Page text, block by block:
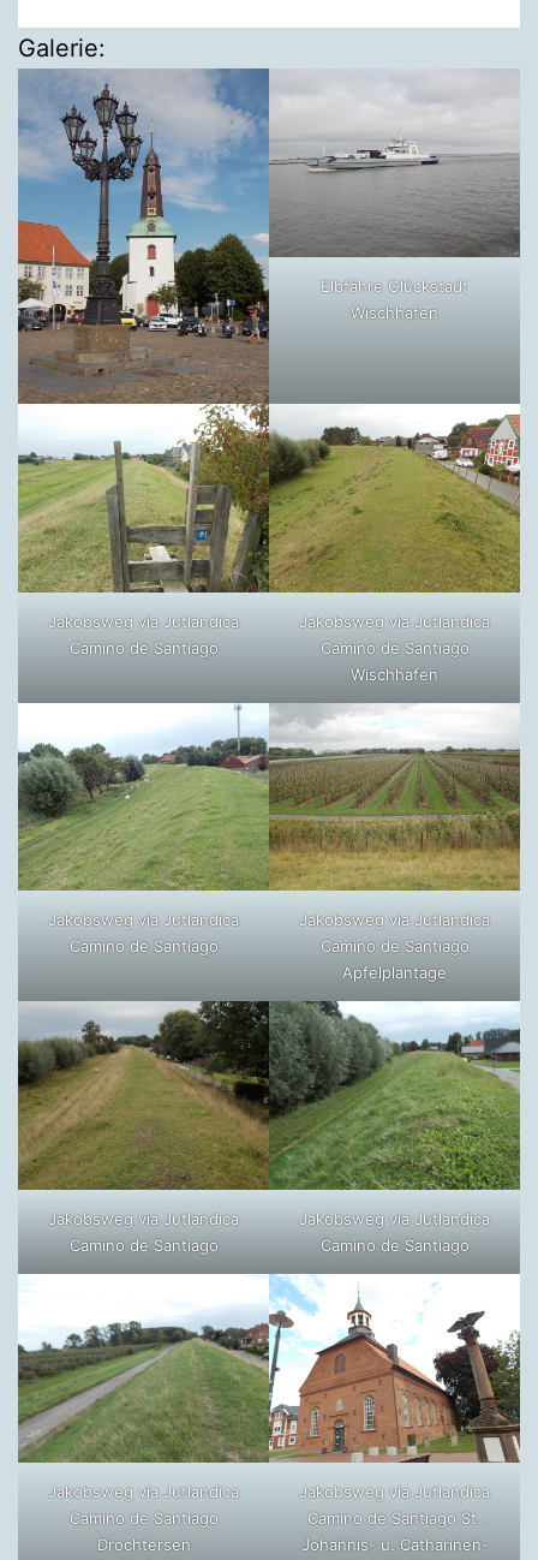
Galerie:
Elbfähre Glückstadt
Wischhafen
Jakobsweg via Jutlandica
Camino de Santiago
Jakobsweg via Jutlandica
Camino de Santiago
Wischhafen
Jakobsweg via Jutlandica
Camino de Santiago
Jakobsweg via Jutlandica
Camino de Santiago
Apfelplantage
Jakobsweg via Jutlandica
Camino de Santiago
Jakobsweg via Jutlandica
Camino de Santiago
Jakobsweg via Jutlandica
Camino de Santiago
Drochtersen
Jakobsweg via Jutlandica
Camino de Santiago St.
Johannis- u. Catharinen-